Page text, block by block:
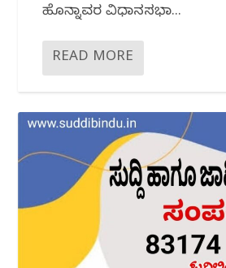
ಹೊನ್ನಾವರ ವಿಧಾನಸಭಾ...
READ MORE